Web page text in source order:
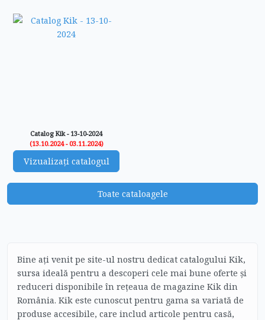
Catalog Kik - 13-10-2024
(13.10.2024 - 03.11.2024)
Vizualizați catalogul
Toate cataloagele
Bine ați venit pe site-ul nostru dedicat catalogului Kik,
sursa ideală pentru a descoperi cele mai bune oferte și
reduceri disponibile în rețeaua de magazine Kik din
România. Kik este cunoscut pentru gama sa variată de
produse accesibile, care includ articole pentru casă,